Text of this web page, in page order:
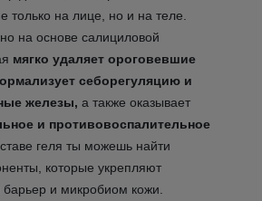
только на лице, но и на теле.
на основе салициловой
мягко удаляет ороговевшие
себорегуляцию и
железы, а также оказывает
и противовоспалительное
геля ты можешь найти
которые укрепляют
и микробиом кожи.